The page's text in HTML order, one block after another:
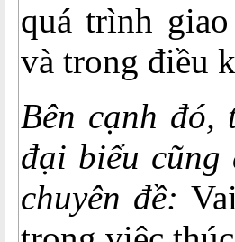
quá trình
và trong điều
Bên cạnh đó,
đại biểu cũng
chuyên đề: